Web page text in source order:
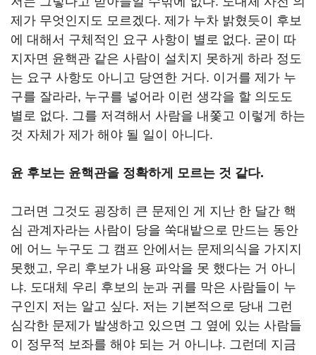
제가 무엇인지도 모르겠다. 제가 누차 밝혔듯이 후보
에 대해서 구체적인 요구 사항이 별로 없다. 굳이 따
지자면 윤핵관 같은 사람이 설치지 못하게 하라 정도
는 요구 사항도 아니고 당연한 거다. 이거를 제가 누
구를 잘라라, 누구를 넣어라 이런 생각을 할 의도도
별로 없다. 그를 저격해서 사람을 내쫓고 이렇게 하는
것 자체가 제가 해야 될 일이 아니다.
윤 후보는 윤핵관을 정확하게 모르는 것 같다.
그러면 그것도 굉장히 큰 문제인 게 지난 한 달간 핵
심 관계자라는 사람이 당을 쑥대밭으로 만드는 동안
에 어느 누구도 그 캠프 안에서는 문제의식을 가지지
못했고, 우리 후보가 내용 파악을 못 했다는 거 아니
냐. 도대체 우리 후보의 눈과 귀를 막은 사람들이 누
구인지 저는 알고 싶다. 저는 기본적으로 당내 그런
심각한 문제가 발생하고 있으면 그 옆에 있는 사람들
이 정무적 보좌를 해야 되는 거 아니냐. 그런데 지금